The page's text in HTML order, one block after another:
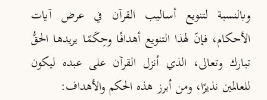
وبالنسبة لتنويع أساليب القرآن في عرض آيات
الأحكام، فإنّ لهذا التنويع أهدافًا وحِكَمًا يريدها الحقُّ
تبارك وتعالى، الذي أنزل القرآن على عبده ليكون
للعالمين نذيرًا، ومن أبرز هذه الحكم والأهداف: